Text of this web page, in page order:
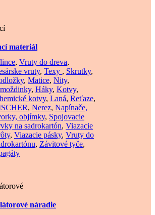
materiál
, Vruty do dreva,
vruty, Texy , Skrutky,
, Matice, Nity,
, Háky, Kotvy,
kotvy, Laná, Reťaze,
, Nerez, Napínače,
objímky, Spojovacie
na sadrokartón, Viazacie
, Viazacie pásky, Vruty do
, Závitové tyče,
náradie